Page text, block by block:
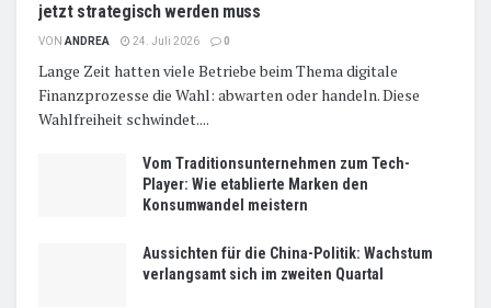
jetzt strategisch werden muss
VON ANDREA 24. Juli 2026 0
Lange Zeit hatten viele Betriebe beim Thema digitale
Finanzprozesse die Wahl: abwarten oder handeln. Diese
Wahlfreiheit schwindet....
Vom Traditionsunternehmen zum Tech-
Player: Wie etablierte Marken den
Konsumwandel meistern
Aussichten für die China-Politik: Wachstum
verlangsamt sich im zweiten Quartal